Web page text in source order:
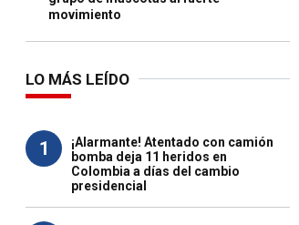
movimiento
LO MÁS LEÍDO
1
¡Alarmante! Atentado con camión
bomba deja 11 heridos en
Colombia a días del cambio
presidencial